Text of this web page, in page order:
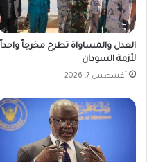
ظ
ل
م
العدل والمساواة تطرح مخرجاً واحداً
لأزمة السودان
أغسطس 7, 2026